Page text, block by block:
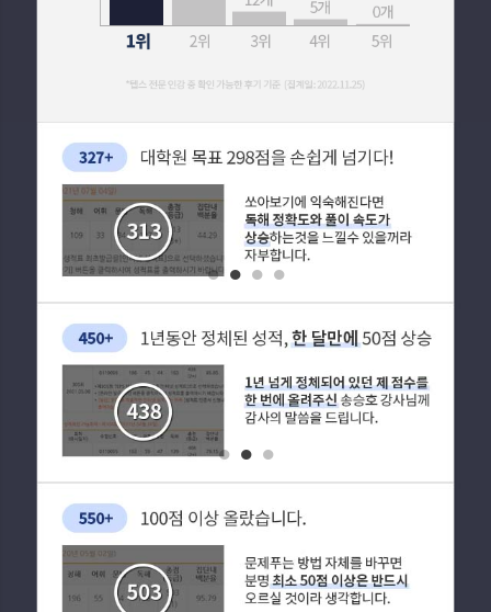
1 2 3 4
1 2 3